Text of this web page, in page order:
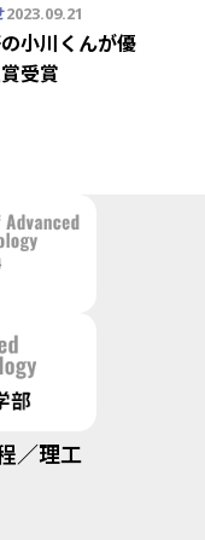
2023.09.21
小川くんが優
受賞
／理工